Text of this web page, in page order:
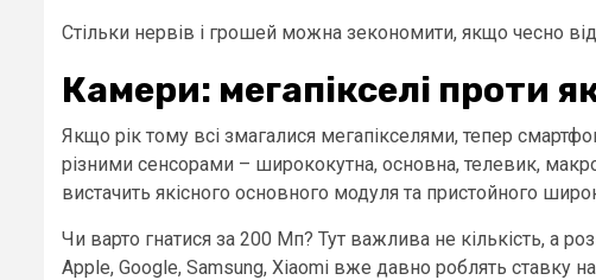
Стільки нервів і грошей можна зекономити, якщо чесно
Камери: мегапікселі проти
Якщо рік тому всі змагалися мегапікселями, тепер
різними сенсорами – ширококутна, основна, телевик,
вистачить якісного основного модуля та пристойного
Чи варто гнатися за 200 Мп? Тут важлива не кількість, а
Apple, Google, Samsung, Xiaomi вже давно роблять ставку